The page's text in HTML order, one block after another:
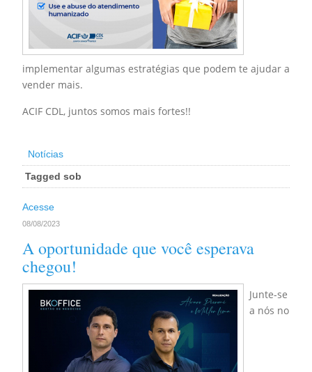
implementar algumas estratégias que podem te ajudar a
vender mais.
ACIF CDL, juntos somos mais fortes!!
Notícias
Tagged sob
Acesse
08/08/2023
A oportunidade que você esperava
chegou!
Junte-se
a nós no